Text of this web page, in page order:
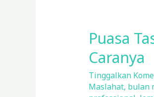
Puasa
Caranya
Tinggalkan
Maslahat, bulan
Puasa
(9
Muharram)
2023: